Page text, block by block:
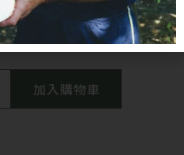
不膩。我們特別請謝大哥挑
加入購物車